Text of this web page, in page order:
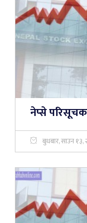
नेप्से
बुधबार, साउन १३,